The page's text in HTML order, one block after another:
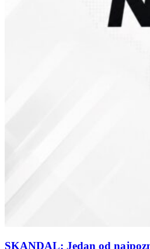
SKANDAL: Jedan od